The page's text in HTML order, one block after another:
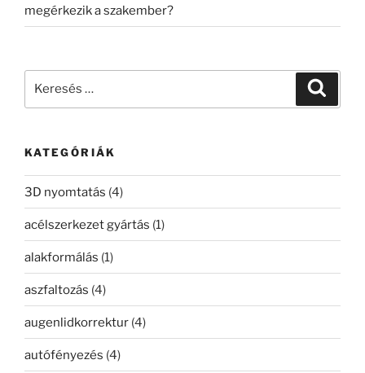
megérkezik a szakember?
KATEGÓRIÁK
3D nyomtatás (4)
acélszerkezet gyártás (1)
alakformálás (1)
aszfaltozás (4)
augenlidkorrektur (4)
autófényezés (4)